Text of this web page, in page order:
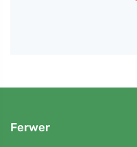
Ferwer